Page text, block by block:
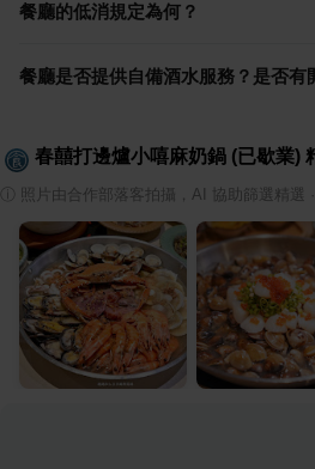
餐廳的低消規定為何？
餐廳是否提供自備酒水服務？是否有
春囍打邊爐小嘻麻奶鍋 (已歇業)
照片由合作部落客拍攝，AI 協助篩選精選